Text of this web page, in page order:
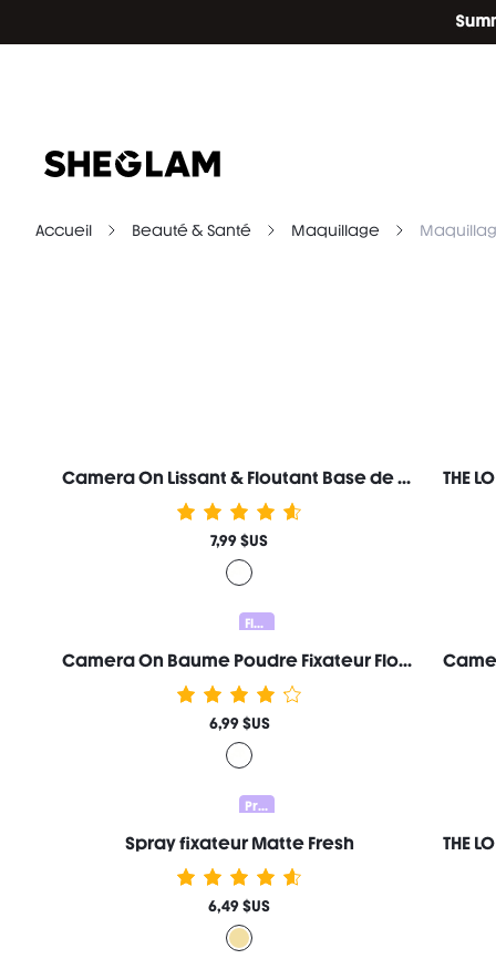
Accueil Beauté & Santé Maquillage
Camera On Lissant & Floutant Base de Teint
7,99 $US
Flawless Duo 20% OFF
Camera On Baume Poudre Fixateur Floutant Marque De Beauté CosméTique Maquillage Pour Femmes Et Filles
6,99 $US
Prep & Set 20% OFF
Spray fixateur Matte Fresh
6,49 $US